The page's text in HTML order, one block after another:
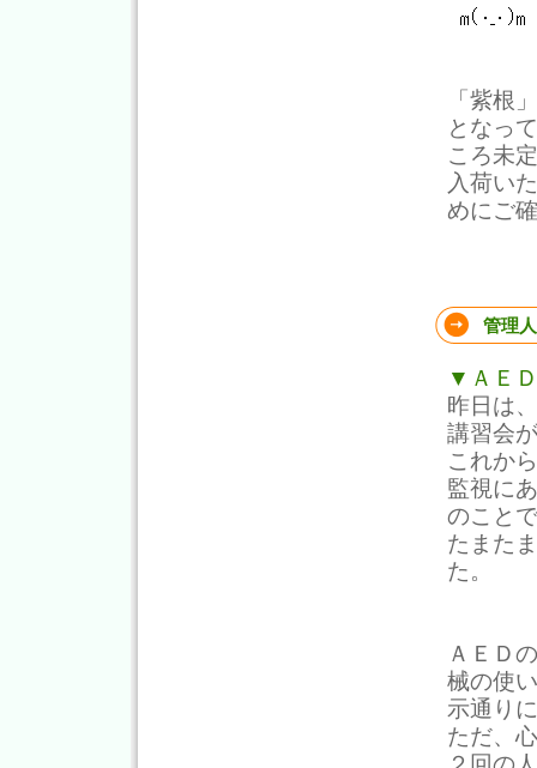
「紫根
となっ
ころ未
入荷い
めにご
管理
▼ＡＥ
昨日は
講習会
これか
監視に
のこと
たまた
た。
ＡＥＤ
械の使
示通り
ただ、